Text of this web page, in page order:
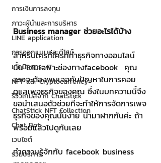
การเงินการลงทุน
ภาวะผู้นำและการบริหาร
LINE application
การออกแบบและดีไซน์
เทคนิคสาระ IT
NFT และ Cryptocurrency
รีวิวเกมส์จาก ChatStick
ChatStick NFT Collection
Chat Bot
เวบไซต์
รวมบริการ
Business manager ช่วยอะไรได้บ้าง
สำหรับใครที่ใครที่ทำธุรกิจทางออนไลน์
นั้น โดยเฉพาะช่องทางfacebook  คุณ
อาจจะต้องพบเจอกับปัญหาในการคอย
ดูแลเพจธุรกิจของคุณ ซึ่งในบทความนี้จึง
ขอนำเสนอตัวช่วยที่จะทำให้การจัดการเพจ
ธุรกิจของคุณนั้นง่าย นำมาฝากกันค่ะ ถ้า
พร้อมแล้วไปดูกันเลย
ทำความรู้จักกับ facebook business